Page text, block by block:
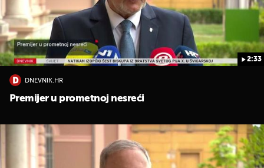
2:33
DNEVNIK.HR
Premijer u prometnoj nesreći
UKLJUČITE NOTIFIKACIJE